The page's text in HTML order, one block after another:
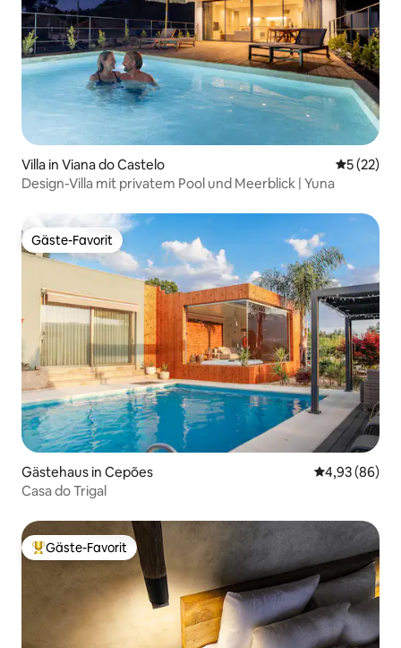
Villa in Viana do Castelo
5 (22)
Design-Villa mit privatem Pool und Meerblick | Yuna
Gäste-Favorit
Gäste-Favorit
Gästehaus in Cepões
4,93 (86)
Casa do Trigal
Beliebter Gäste-Favorit.
Gäste-Favorit